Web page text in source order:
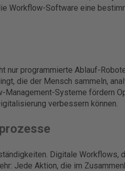
Workflow-Software eine
nur programmierte Ablauf-
die der Mensch sammeln,
Management-Systeme fördern
verbessern können.
Digitale Workflows,
Jede Aktion, die im